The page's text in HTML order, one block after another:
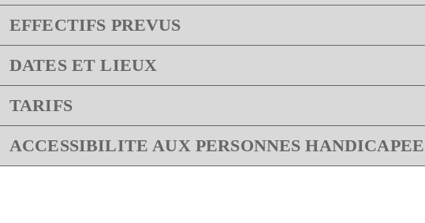
EFFECTIFS PREVUS
DATES ET LIEUX
TARIFS
ACCESSIBILITE AUX PERSONNES